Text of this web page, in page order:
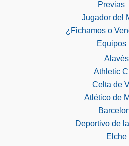
Previas
Jugador del
¿Fichamos o
Equipos
Alavés
Athletic
Celta de
Atlético de
Deportivo de
Elche